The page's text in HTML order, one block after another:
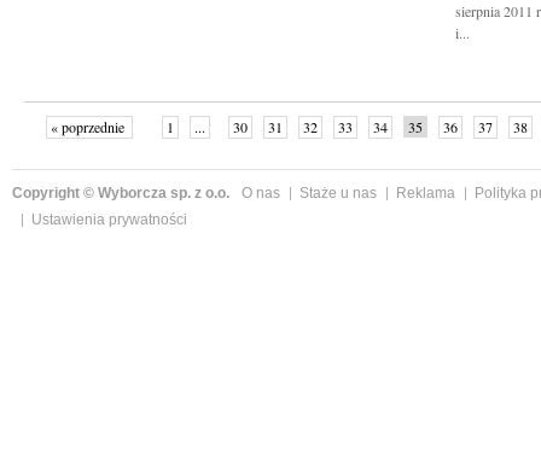
sierpnia 2011
i...
« poprzednie 1 ... 30 31 32 33 34 35 36 37
38
Copyright © Wyborcza sp. z o.o. O nas Staże u nas Reklama
Polityka
Ustawienia prywatności